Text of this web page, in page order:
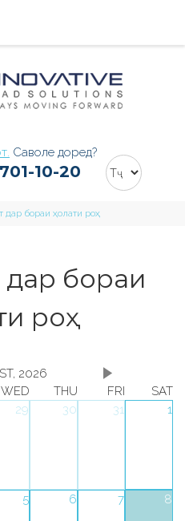
Саволе доред?
10-20
дар бораи ҳолати роҳ
бораи
роҳ
2026
WED THU FRI
SAT
29 30 31 1
5 6 7 8